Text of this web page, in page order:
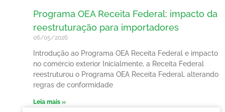
Programa OEA Receita Federal: impacto da
reestruturação para importadores
06/05/2026
Introdução ao Programa OEA Receita Federal e impacto
no comércio exterior Inicialmente, a Receita Federal
reestruturou o Programa OEA Receita Federal, alterando
regras de conformidade
Leia mais »